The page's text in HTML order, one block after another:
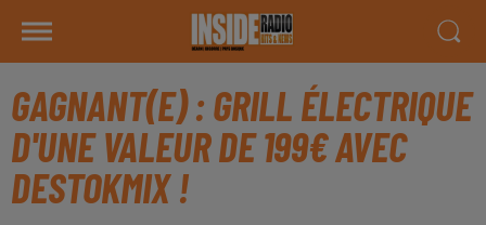
GAGNANT(E) : GRILL ÉLECTRIQUE
D'UNE VALEUR DE 199€ AVEC
DESTOKMIX !